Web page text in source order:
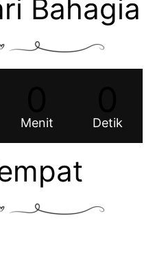
Bahagia
Menit Detik